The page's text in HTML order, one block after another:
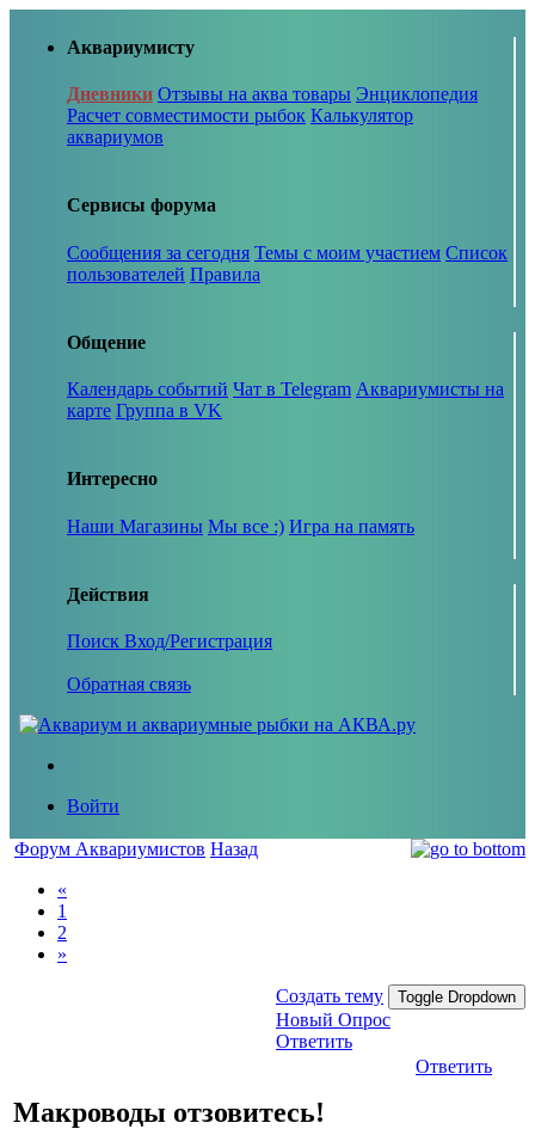
Аквариумисту
Дневники Отзывы на аква товары Энциклопедия
Расчет совместимости рыбок Калькулятор
аквариумов
Сервисы форума
Сообщения за сегодня Темы с моим участием Список
пользователей Правила
Общение
Календарь событий Чат в Telegram Аквариумисты на
карте Группа в VK
Интересно
Наши Магазины Мы все :) Игра на память
Действия
Поиск Вход/Регистрация
Обратная связь
Войти
Форум Аквариумистов Назад
«
1
2
»
Создать тему Toggle Dropdown
Новый Опрос
Ответить
Ответить
Макроводы отзовитесь!